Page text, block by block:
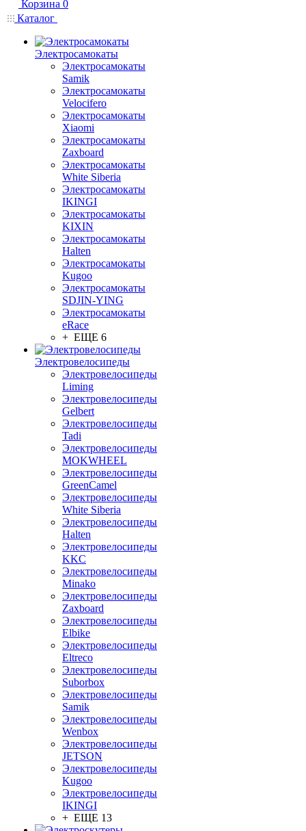
Корзина 0
Каталог
Электросамокаты
Электросамокаты
Samik
Электросамокаты
Velocifero
Электросамокаты
Xiaomi
Электросамокаты
Zaxboard
Электросамокаты
White Siberia
Электросамокаты
IKINGI
Электросамокаты
KIXIN
Электросамокаты
Halten
Электросамокаты
Kugoo
Электросамокаты
SDJIN-YING
Электросамокаты
eRace
+ ЕЩЕ 6
Электровелосипеды
Электровелосипеды
Liming
Электровелосипеды
Gelbert
Электровелосипеды
Tadi
Электровелосипеды
MOKWHEEL
Электровелосипеды
GreenCamel
Электровелосипеды
White Siberia
Электровелосипеды
Halten
Электровелосипеды
KKC
Электровелосипеды
Minako
Электровелосипеды
Zaxboard
Электровелосипеды
Elbike
Электровелосипеды
Eltreco
Электровелосипеды
Suborbox
Электровелосипеды
Samik
Электровелосипеды
Wenbox
Электровелосипеды
JETSON
Электровелосипеды
Kugoo
Электровелосипеды
IKINGI
+ ЕЩЕ 13